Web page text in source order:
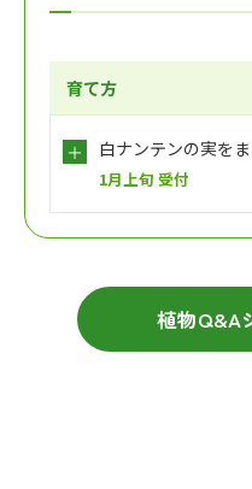
育て方
白ナンテンの実を
1月上旬 受付
植物Q&A